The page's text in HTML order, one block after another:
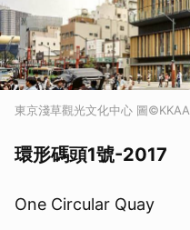
東京淺草觀光文化中心 圖©KKAA
環形碼頭1號-2017
One Circular Quay
取消